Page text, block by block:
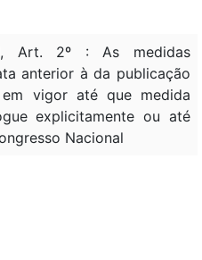
Art. 2º : As medidas
anterior à da publicação
vigor até que medida
explicitamente ou até
Nacional